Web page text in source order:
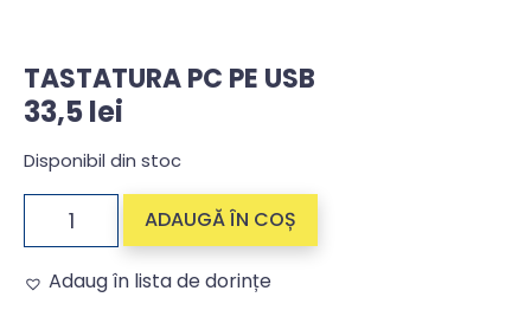
TASTATURA PC PE USB
33,5lei
Disponibil din stoc
ADAUGĂ ÎN COȘ
Adaug în lista de dorințe